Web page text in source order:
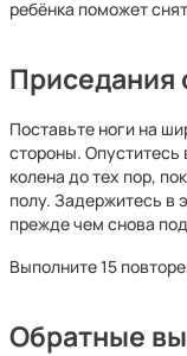
ребёнка поможет
Приседания
Поставьте ноги на
стороны. Опуститесь
колена до тех пор,
полу. Задержитесь в
прежде чем снова
Выполните 15
Обратные